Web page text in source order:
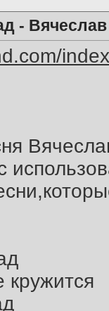
-
кружится